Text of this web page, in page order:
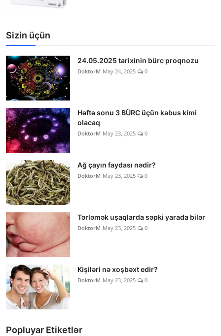
Sizin üçün
24.05.2025 tarixinin bürc proqnozu
DoktorM May 24, 2025 0
Həftə sonu 3 BÜRC üçün kabus kimi
olacaq
DoktorM May 23, 2025 0
Ağ çayın faydası nədir?
DoktorM May 23, 2025 0
Tərləmək uşaqlarda səpki yarada bilər
DoktorM May 23, 2025 0
Kişiləri nə xoşbəxt edir?
DoktorM May 23, 2025 0
Popluyar Etiketlər